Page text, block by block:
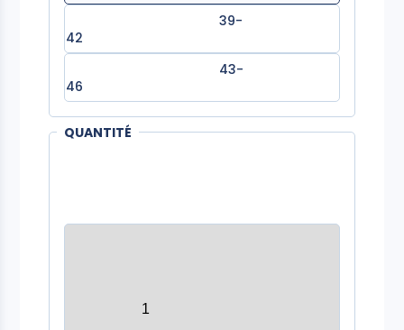
39-
42
43-
46
QUANTITÉ